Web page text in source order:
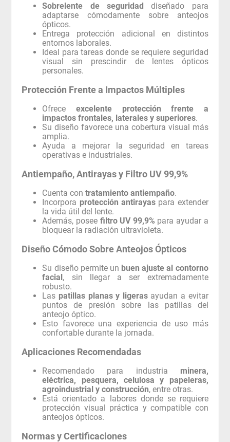
Sobrelente de seguridad diseñado para
adaptarse cómodamente sobre anteojos
ópticos.
Entrega protección adicional en distintos
entornos laborales.
Ideal para tareas donde se requiere seguridad
visual sin prescindir de lentes ópticos
personales.
Protección Frente a Impactos Múltiples
Ofrece excelente protección frente a
impactos frontales, laterales y superiores.
Su diseño favorece una cobertura visual más
amplia.
Ayuda a mejorar la seguridad en tareas
operativas e industriales.
Antiempaño, Antirayas y Filtro UV 99,9%
Cuenta contratamiento antiempaño.
Incorpora protección antirayas para extender
la vida útil del lente.
Además, posee filtro UV 99,9% para ayudar a
bloquear la radiación ultravioleta.
Diseño Cómodo Sobre Anteojos Ópticos
Su diseño permite un buen ajuste al contorno
facial, sin llegar a ser extremadamente
robusto.
Las patillas planas y ligerasayudan a evitar
puntos de presión sobre las patillas del
anteojo óptico.
Esto favorece una experiencia de uso más
confortable durante la jornada.
Aplicaciones Recomendadas
Recomendado para industria minera,
eléctrica, pesquera, celulosa y papeleras,
agroindustrial y construcción, entre otras.
Está orientado a labores donde se requiere
protección visual práctica y compatible con
anteojos ópticos.
Normas y Certificaciones